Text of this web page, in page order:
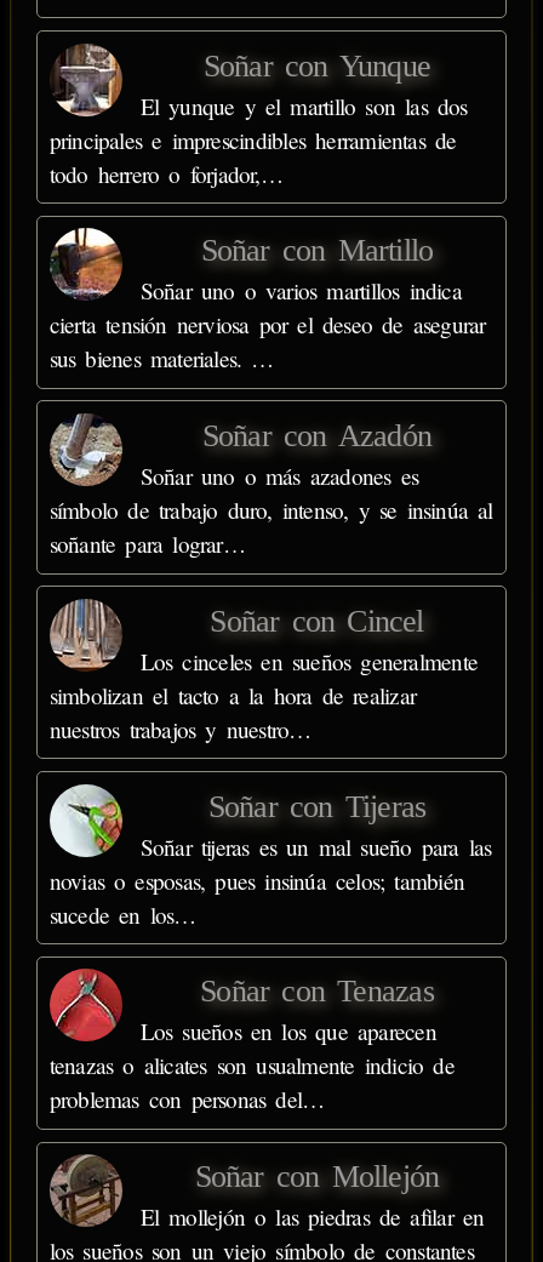
Soñar con Yunque
El yunque y el martillo son las dos
principales e imprescindibles herramientas de
todo herrero o forjador,…
Soñar con Martillo
Soñar uno o varios martillos indica
cierta tensión nerviosa por el deseo de asegurar
sus bienes materiales. …
Soñar con Azadón
Soñar uno o más azadones es
símbolo de trabajo duro, intenso, y se insinúa al
soñante para lograr…
Soñar con Cincel
Los cinceles en sueños generalmente
simbolizan el tacto a la hora de realizar
nuestros trabajos y nuestro…
Soñar con Tijeras
Soñar tijeras es un mal sueño para las
novias o esposas, pues insinúa celos; también
sucede en los…
Soñar con Tenazas
Los sueños en los que aparecen
tenazas o alicates son usualmente indicio de
problemas con personas del…
Soñar con Mollejón
El mollejón o las piedras de afilar en
los sueños son un viejo símbolo de constantes